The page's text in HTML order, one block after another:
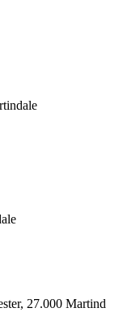
27.000 Martind